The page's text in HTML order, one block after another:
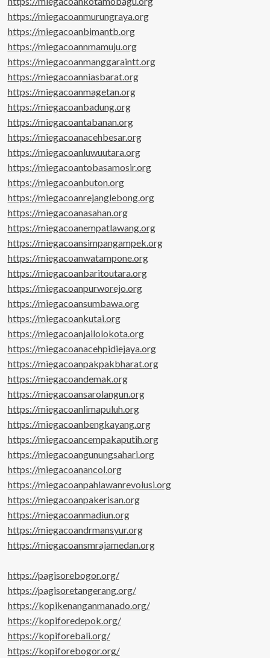
https://miegacoanmurungraya.org
https://miegacoanbimantb.org
https://miegacoannmamuju.org
https://miegacoanmanggaraintt.org
https://miegacoanniasbarat.org
https://miegacoanmagetan.org
https://miegacoanbadung.org
https://miegacoantabanan.org
https://miegacoanacehbesar.org
https://miegacoanluwuutara.org
https://miegacoantobasamosir.org
https://miegacoanbuton.org
https://miegacoanrejanglebong.org
https://miegacoanasahan.org
https://miegacoanempatlawang.org
https://miegacoansimpangampek.org
https://miegacoanwatampone.org
https://miegacoanbaritoutara.org
https://miegacoanpurworejo.org
https://miegacoansumbawa.org
https://miegacoankutai.org
https://miegacoanjailolokota.org
https://miegacoanacehpidiejaya.org
https://miegacoanpakpakbharat.org
https://miegacoandemak.org
https://miegacoansarolangun.org
https://miegacoanlimapuluh.org
https://miegacoanbengkayang.org
https://miegacoancempakaputih.org
https://miegacoangunungsahari.org
https://miegacoanancol.org
https://miegacoanpahlawanrevolusi.org
https://miegacoanpakerisan.org
https://miegacoanmadiun.org
https://miegacoandrmansyur.org
https://miegacoansmrajamedan.org
https://pagisorebogor.org/
https://pagisoretangerang.org/
https://kopikenanganmanado.org/
https://kopiforedepok.org/
https://kopiforebali.org/
https://kopiforebogor.org/